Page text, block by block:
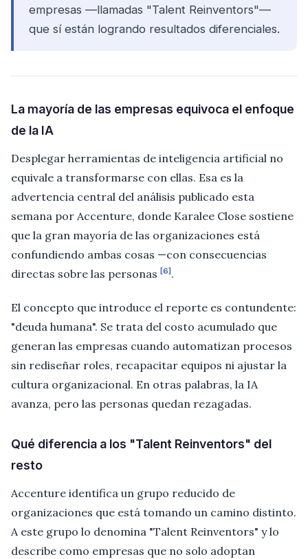
empresas —llamadas "Talent Reinventors"—
que sí están logrando resultados diferenciales.
La mayoría de las empresas equivoca el enfoque
de la IA
Desplegar herramientas de inteligencia artificial no
equivale a transformarse con ellas. Esa es la
advertencia central del análisis publicado esta
semana por Accenture, donde Karalee Close sostiene
que la gran mayoría de las organizaciones está
confundiendo ambas cosas —con consecuencias
directas sobre las personas [6] .
El concepto que introduce el reporte es contundente:
"deuda humana". Se trata del costo acumulado que
generan las empresas cuando automatizan procesos
sin rediseñar roles, recapacitar equipos ni ajustar la
cultura organizacional. En otras palabras, la IA
avanza, pero las personas quedan rezagadas.
Qué diferencia a los "Talent Reinventors" del
resto
Accenture identifica un grupo reducido de
organizaciones que está tomando un camino distinto.
A este grupo lo denomina "Talent Reinventors" y lo
describe como empresas que no solo adoptan